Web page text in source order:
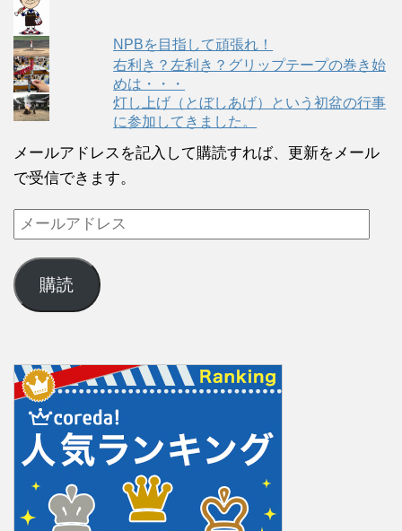
NPBを目指して頑張れ！
右利き？左利き？グリップテープの巻き始
めは・・・
灯し上げ（とぼしあげ）という初盆の行事
に参加してきました。
メールアドレスを記入して購読すれば、更新をメール
で受信できます。
購読